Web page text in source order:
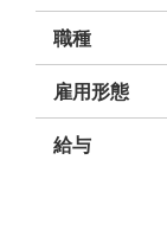
職種
雇用形態
給与